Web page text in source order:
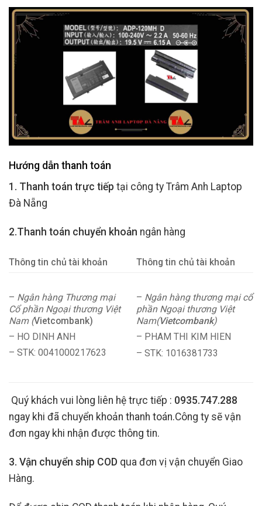
Hướng dẫn thanh toán
1. Thanh toán trực tiếp tại công ty Trâm Anh Laptop
Đà Nẵng
2.Thanh toán chuyển khoản ngân hàng
Thông tin chủ tài khoản Thông tin chủ tài khoản
– Ngân hàng Thương mại
Cổ phần Ngoại thương Việt
Nam (Vietcombank)
– HO DINH ANH
– STK: 0041000217623
– Ngân hàng thương mại cổ
phần Ngoại thương Việt
Nam(Vietcombank)
– PHAM THI KIM HIEN
– STK: 1016381733
Quý khách vui lòng liên hệ trực tiếp : 0935.747.288
ngay khi đã chuyển khoản thanh toán.Công ty sẽ vận
đơn ngay khi nhận được thông tin.
3. Vận chuyển ship COD qua đơn vị vận chuyển Giao
Hàng.